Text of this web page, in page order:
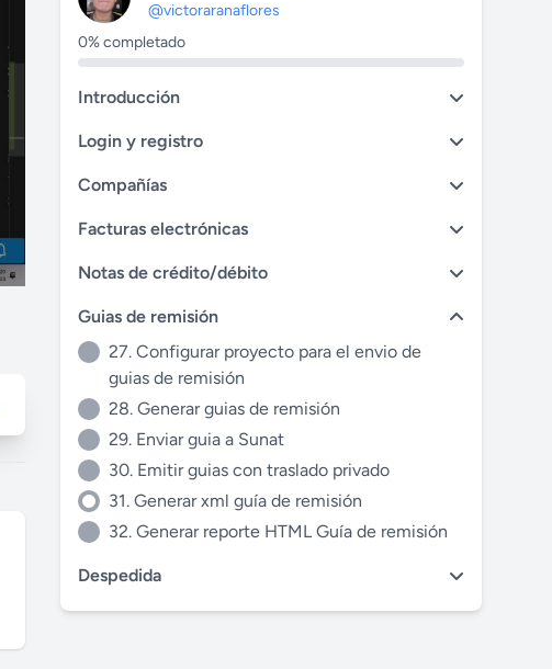
@victoraranaflores
0% completado
Introducción
Login y registro
Compañías
Facturas electrónicas
Notas de crédito/débito
Guias de remisión
27. Configurar proyecto para el envio de
guias de remisión
28. Generar guias de remisión
29. Enviar guia a Sunat
30. Emitir guias con traslado privado
31. Generar xml guía de remisión
32. Generar reporte HTML Guía de remisión
Despedida